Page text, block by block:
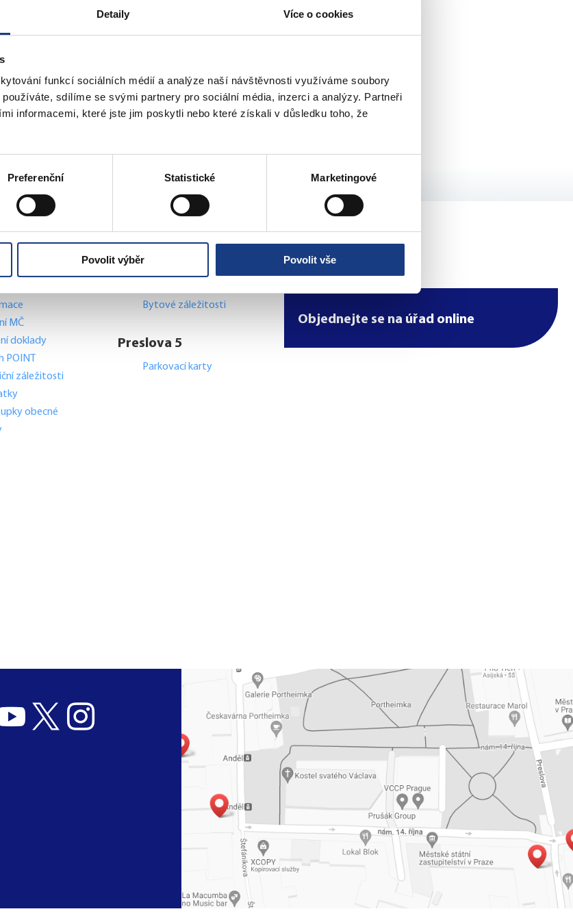
Detaily Více o cookies
funkcí sociálních médií a analýze naší návštěvnosti využíváme soubory
sdílíme se svými partnery pro sociální média, inzerci a analýzy. Partneři
informacemi, které jste jim poskytli nebo které získali v důsledku toho, že
Preferenční Statistické Marketingové
Povolit výběr Povolit vše
20 30 ... 159
MČ
doklady
POINT
záležitosti
obecné
Bytové záležitosti
Preslova 5
Parkovací karty
Objednejte se na úřad online
 